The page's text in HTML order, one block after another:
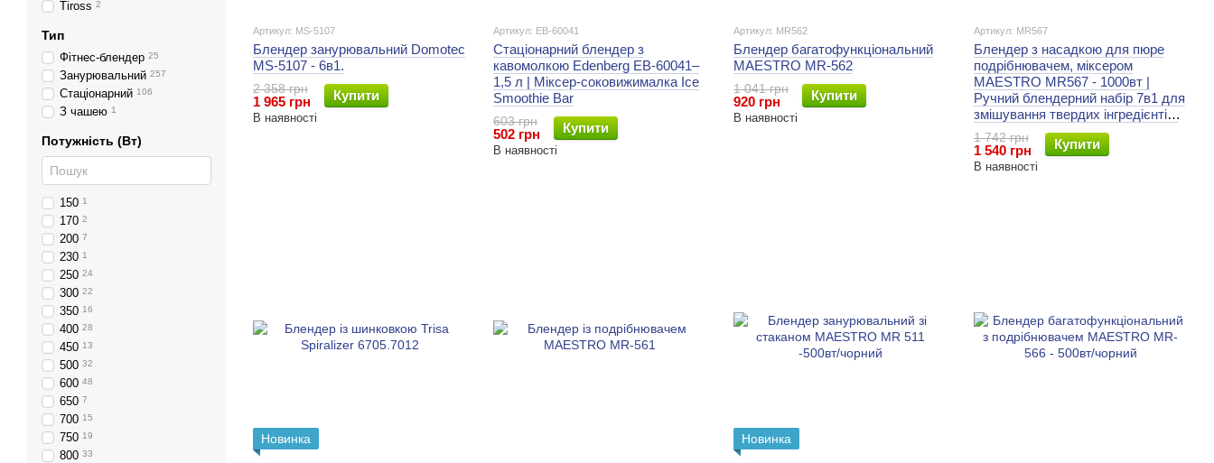
Артикул: MS-5107
Блендер занурювальний Domotec
MS-5107 - 6в1.
2 358 грн
1 965 грн Купити
В наявності
Артикул: EB-60041
Стаціонарний блендер з
кавомолкою Edenberg EB-60041–
1,5 л | Міксер-cоковижималка Ice
Smoothie Bar
603 грн
502 грн Купити
В наявності
Артикул: MR562
Блендер багатофункціональний
MAESTRO MR-562
1 041 грн
920 грн Купити
В наявності
Артикул: MR567
Блендер з насадкою для пюре
подрібнювачем, міксером
MAESTRO MR567 - 1000вт |
Ручний блендерний набір 7в1 для
змішування твердих інгредієнтів,
тіста, яєць, картоплі і чопером
1 742 грн
1 540 грн Купити
В наявності
Новинка Новинка
Tiross 2
Тип
Фітнес-блендер 25
Занурювальний 257
Стаціонарний 106
З чашею 1
Потужність (Вт)
150 1
170 2
200 7
230 1
250 24
300 22
350 16
400 28
450 13
500 32
600 48
650 7
700 15
750 19
800 33